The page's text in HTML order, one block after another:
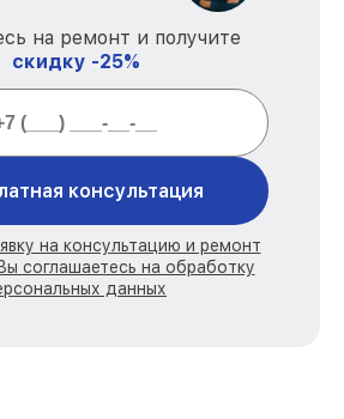
на ремонт и получите
скидку -25%
консультация
на консультацию и ремонт
соглашаетесь на обработку
данных